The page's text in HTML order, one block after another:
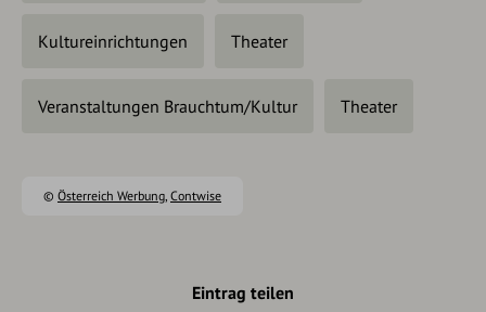
Kultureinrichtungen Theater
Veranstaltungen Brauchtum/Kultur Theater
© Österreich Werbung, Contwise
Eintrag teilen